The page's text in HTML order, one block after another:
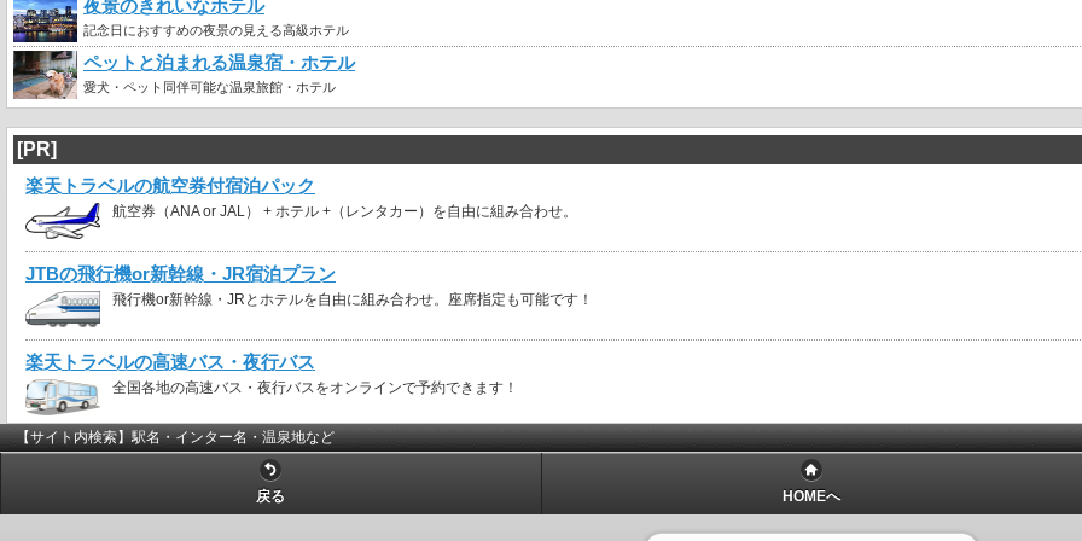
夜景のきれいなホテル
記念日におすすめの夜景の見える高級ホテル
ペットと泊まれる温泉宿・ホテル
愛犬・ペット同伴可能な温泉旅館・ホテル
[PR]
楽天トラベルの航空券付宿泊パック
航空券（ANA or JAL） + ホテル +（レンタカー）を自由に組み合わせ。
JTBの飛行機or新幹線・JR宿泊プラン
飛行機or新幹線・JRとホテルを自由に組み合わせ。座席指定も可能です！
楽天トラベルの高速バス・夜行バス
全国各地の高速バス・夜行バスをオンラインで予約できます！
【サイト内検索】駅名・インター名・温泉地など
戻る HOMEへ